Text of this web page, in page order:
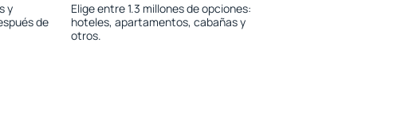
y
de
Elige entre 1.3 millones de opciones:
hoteles, apartamentos, cabañas y
otros.